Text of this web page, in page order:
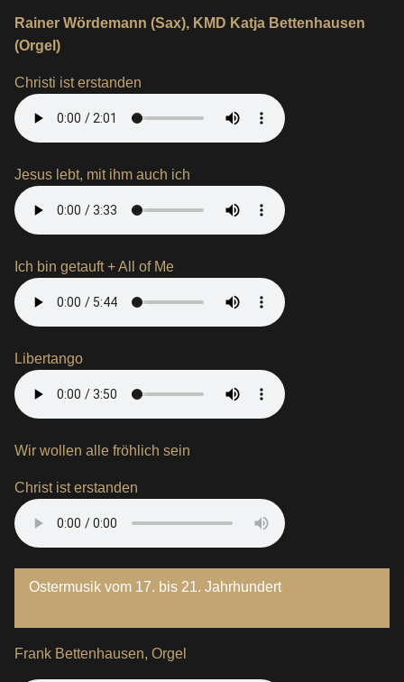
Rainer Wördemann (Sax), KMD Katja Bettenhausen
(Orgel)
Christi ist erstanden
Jesus lebt, mit ihm auch ich
Ich bin getauft + All of Me
Libertango
Wir wollen alle fröhlich sein
Christ ist erstanden
Ostermusik vom 17. bis 21. Jahrhundert
Frank Bettenhausen, Orgel